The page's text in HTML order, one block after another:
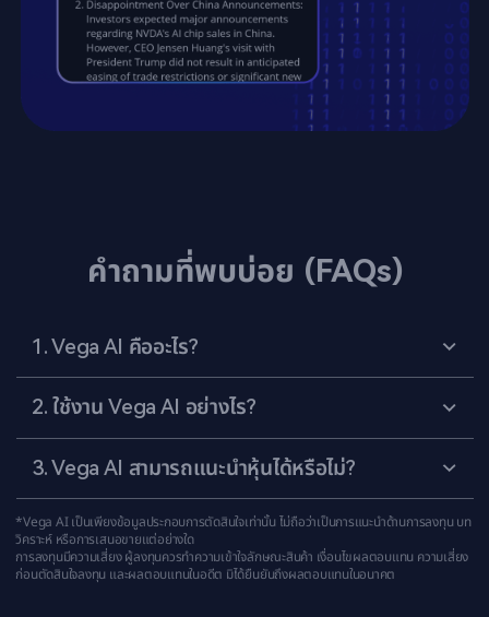
คำถามที่พบบ่อย (FAQs)​
2. ใช้งาน Vega AI อย่างไร?​
3. Vega AI สามารถแนะนำหุ้นได้หรือไม่?​
*Vega AI เป็นเพียงข้อมูลประกอบการตัดสินใจเท่านั้น ไม่ถือว่าเป็นการแนะนำด้านการลงทุน บท
วิคราะห์ หรือการเสนอขายแต่อย่างใด ​
การลงทุนมีความเสี่ยง ผู้ลงทุนควรทำความเข้าใจลักษณะสินค้า เงื่อนไขผลตอบแทน ความเสี่ยง
ก่อนตัดสินใจลงทุน และผลตอบแทนในอดีต มิได้ยืนยันถึงผลตอบแทนในอนาคต